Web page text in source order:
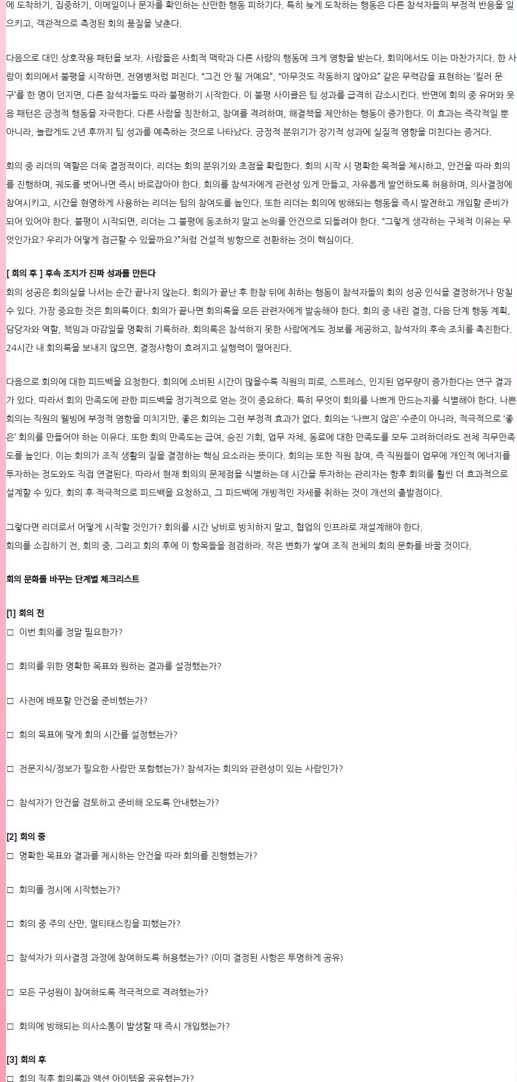
에 도착하기, 집중하기, 이메일이나 문자를 확인하는 산만한 행동 피하기다. 특히 늦게 도착하는 행동은 다른 참석자들의 부정적 반응을 일
으키고, 객관적으로 측정된 회의 품질을 낮춘다.
다음으로 대인 상호작용 패턴을 보자. 사람들은 사회적 맥락과 다른 사람의 행동에 크게 영향을 받는다. 회의에서도 이는 마찬가지다. 한 사
람이 회의에서 불평을 시작하면, 전염병처럼 퍼진다. “그건 안 될 거예요”, “아무것도 작동하지 않아요” 같은 무력감을 표현하는 ‘킬러 문
구’를 한 명이 던지면, 다른 참석자들도 따라 불평하기 시작한다. 이 불평 사이클은 팀 성과를 급격히 감소시킨다. 반면에 회의 중 유머와 웃
음 패턴은 긍정적 행동을 자극한다. 다른 사람을 칭찬하고, 참여를 격려하며, 해결책을 제안하는 행동이 증가한다. 이 효과는 즉각적일 뿐
아니라, 놀랍게도 2년 후까지 팀 성과를 예측하는 것으로 나타났다. 긍정적 분위기가 장기적 성과에 실질적 영향을 미친다는 증거다.
회의 중 리더의 역할은 더욱 결정적이다. 리더는 회의 분위기와 초점을 확립한다. 회의 시작 시 명확한 목적을 제시하고, 안건을 따라 회의
를 진행하며, 궤도를 벗어나면 즉시 바로잡아야 한다. 회의를 참석자에게 관련성 있게 만들고, 자유롭게 발언하도록 허용하며, 의사결정에
참여시키고, 시간을 현명하게 사용하는 리더는 팀의 참여도를 높인다. 또한 리더는 회의에 방해되는 행동을 즉시 발견하고 개입할 준비가
되어 있어야 한다. 불평이 시작되면, 리더는 그 불평에 동조하지 말고 논의를 안건으로 되돌려야 한다. “그렇게 생각하는 구체적 이유는 무
엇인가요? 우리가 어떻게 접근할 수 있을까요?”처럼 건설적 방향으로 전환하는 것이 핵심이다.
[ 회의 후 ] 후속 조치가 진짜 성과를 만든다
회의 성공은 회의실을 나서는 순간 끝나지 않는다. 회의가 끝난 후 한참 뒤에 취하는 행동이 참석자들의 회의 성공 인식을 결정하거나 망칠
수 있다. 가장 중요한 것은 회의록이다. 회의가 끝나면 회의록을 모든 관련자에게 발송해야 한다. 회의 중 내린 결정, 다음 단계 행동 계획,
담당자와 역할, 책임과 마감일을 명확히 기록하라. 회의록은 참석하지 못한 사람에게도 정보를 제공하고, 참석자의 후속 조치를 촉진한다.
24시간 내 회의록을 보내지 않으면, 결정사항이 흐려지고 실행력이 떨어진다.
다음으로 회의에 대한 피드백을 요청한다. 회의에 소비된 시간이 많을수록 직원의 피로, 스트레스, 인지된 업무량이 증가한다는 연구 결과
가 있다. 따라서 회의 만족도에 관한 피드백을 정기적으로 얻는 것이 중요하다. 특히 무엇이 회의를 나쁘게 만드는지를 식별해야 한다. 나쁜
회의는 직원의 웰빙에 부정적 영향을 미치지만, 좋은 회의는 그런 부정적 효과가 없다. 회의는 ‘나쁘지 않은’ 수준이 아니라, 적극적으로 ‘좋
은’ 회의를 만들어야 하는 이유다. 또한 회의 만족도는 급여, 승진 기회, 업무 자체, 동료에 대한 만족도를 모두 고려하더라도 전체 직무만족
도를 높인다. 이는 회의가 조직 생활의 질을 결정하는 핵심 요소라는 뜻이다. 회의는 또한 직원 참여, 즉 직원들이 업무에 개인적 에너지를
투자하는 정도와도 직접 연결된다. 따라서 현재 회의의 문제점을 식별하는 데 시간을 투자하는 관리자는 향후 회의를 훨씬 더 효과적으로
설계할 수 있다. 회의 후 적극적으로 피드백을 요청하고, 그 피드백에 개방적인 자세를 취하는 것이 개선의 출발점이다.
그렇다면 리더로서 어떻게 시작할 것인가? 회의를 시간 낭비로 방치하지 말고, 협업의 인프라로 재설계해야 한다.
회의를 소집하기 전, 회의 중, 그리고 회의 후에 이 항목들을 점검하라. 작은 변화가 쌓여 조직 전체의 회의 문화를 바꿀 것이다.
회의 문화를 바꾸는 단계별 체크리스트
[1] 회의 전
□ 이번 회의를 정말 필요한가?
□ 회의를 위한 명확한 목표와 원하는 결과를 설정했는가?
□ 사전에 배포할 안건을 준비했는가?
□ 회의 목표에 맞게 회의 시간를 설정했는가?
□ 전문지식/정보가 필요한 사람만 포함했는가? 참석자는 회의와 관련성이 있는 사람인가?
□ 참석자가 안건을 검토하고 준비해 오도록 안내했는가?
[2] 회의 중
□ 명확한 목표와 결과를 제시하는 안건을 따라 회의를 진행했는가?
□ 회의를 정시에 시작했는가?
□ 회의 중 주의 산만, 멀티태스킹을 피했는가?
□ 참석자가 의사결정 과정에 참여하도록 허용했는가? (이미 결정된 사항은 투명하게 공유)
□ 모든 구성원이 참여하도록 적극적으로 격려했는가?
□ 회의에 방해되는 의사소통이 발생할 때 즉시 개입했는가?
[3] 회의 후
□ 회의 직후 회의록과 액션 아이템을 공유했는가?